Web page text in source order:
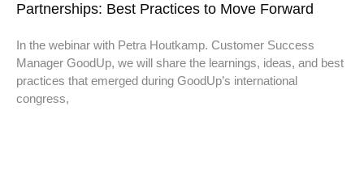
Partnerships: Best Practices to Move Forward
In the webinar with Petra Houtkamp. Customer Success
Manager GoodUp, we will share the learnings, ideas, and best
practices that emerged during GoodUp’s international
congress,